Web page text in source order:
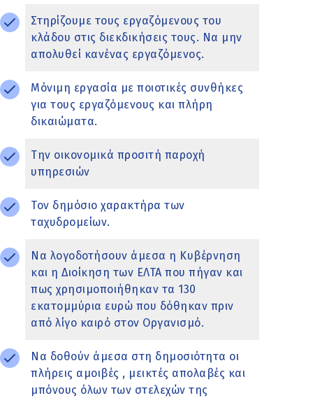
Στηρίζουμε τους εργαζόμενους του
κλάδου στις διεκδικήσεις τους. Να μην
απολυθεί κανένας εργαζόμενος.
Μόνιμη εργασία με ποιοτικές συνθήκες
για τους εργαζόμενους και πλήρη
δικαιώματα.
Την οικονομικά προσιτή παροχή
υπηρεσιών
Τον δημόσιο χαρακτήρα των
ταχυδρομείων.
Να λογοδοτήσουν άμεσα η Κυβέρνηση
και η Διοίκηση των ΕΛΤΑ που πήγαν και
πως χρησιμοποιήθηκαν τα 130
εκατομμύρια ευρώ που δόθηκαν πριν
από λίγο καιρό στον Οργανισμό.
Να δοθούν άμεσα στη δημοσιότητα οι
πλήρεις αμοιβές , μεικτές απολαβές και
μπόνους όλων των στελεχών της